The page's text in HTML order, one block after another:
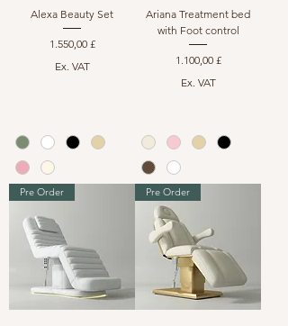
Alexa Beauty Set
Preis
1.550,00 £
Ex. VAT
Ariana Treatment bed
with Foot control
Preis
1.100,00 £
Ex. VAT
Pre Order Pre Order